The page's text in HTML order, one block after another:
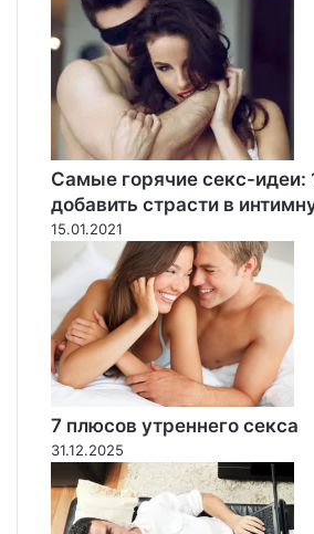
2
л
т
н
и
й
п
р
е
н
ь
М
а
л
а
й
Самые горячие секс-идеи:
добавить страсти в
15.01.2021
7 плюсов утреннего секса
31.12.2025